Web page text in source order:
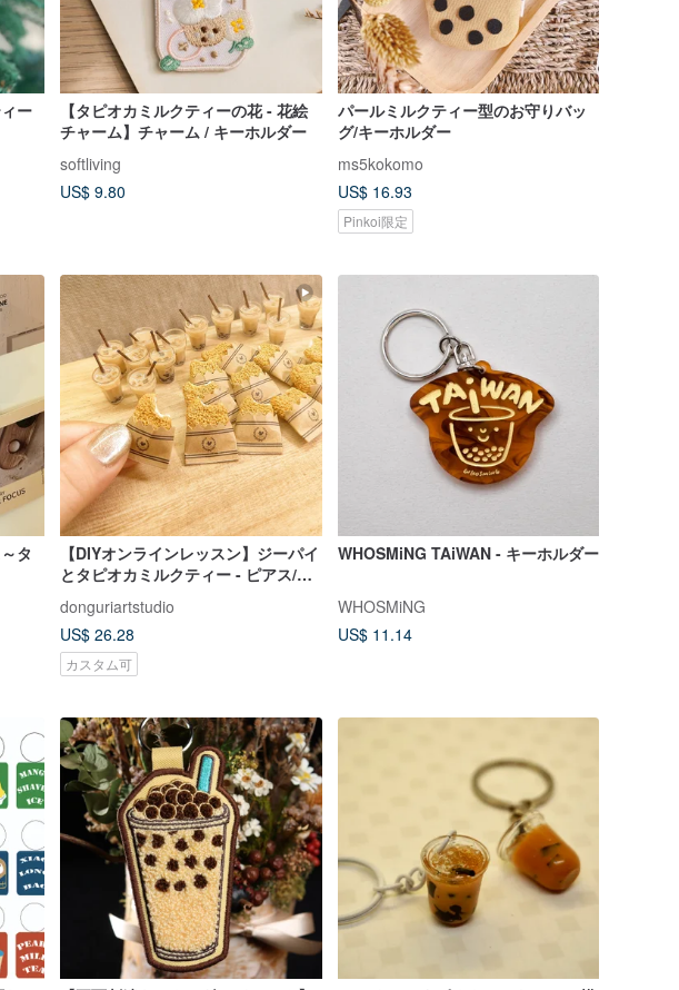
ー
【タピオカミルクティーの花 - 花絵
チャーム】チャーム / キーホルダー
softliving
US$ 9.80
パールミルクティー型のお守りバッ
グ/キーホルダー
ms5kokomo
US$ 16.93
Pinkoi限定
タ
【DIYオンラインレッスン】ジーパイ
とタピオカミルクティー - ピアス/キ
ーホルダー - ミニチュア粘土チュー
トリアル動画（材料付き）
donguriartstudio
US$ 26.28
カスタム可
WHOSMiNG TAiWAN - キーホルダー
WHOSMiNG
US$ 11.14